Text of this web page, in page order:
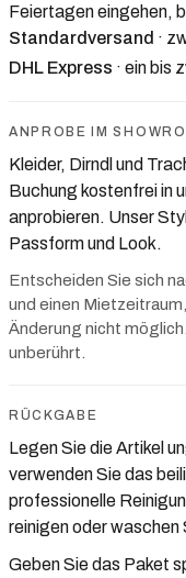
Feiertagen eingehen,
Standardversand ·
DHL Express · ein bis
ANPROBE IM
Kleider, Dirndl und
Buchung kostenfrei in
anprobieren. Unser
Passform und Look.
Entscheiden Sie sich
und einen
Änderung nicht
unberührt.
RÜCKGABE
Legen Sie die Artikel
verwenden Sie das
professionelle
reinigen oder waschen
Geben Sie das Paket